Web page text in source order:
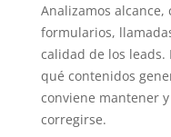
Analizamos alcance,
formularios,
calidad de los
qué contenidos
conviene mantener
corregirse.